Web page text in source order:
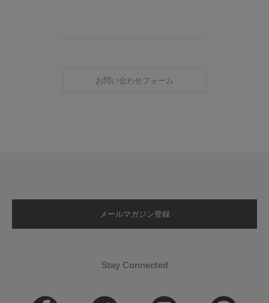
お問い合わせフォーム
メールマガジン登録
Stay Connected